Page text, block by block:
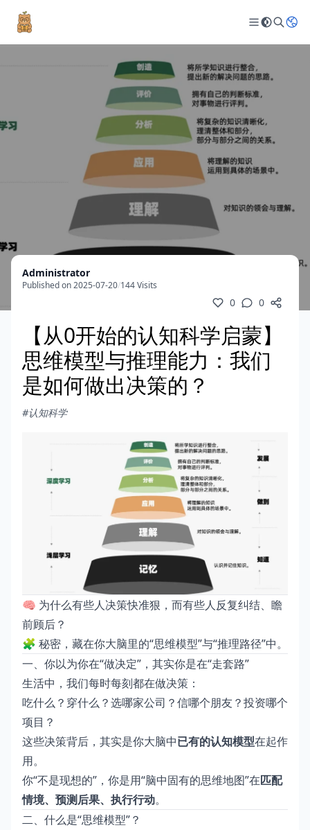
Administrator
Published on 2025-07-20/144 Visits
0 0
【从0开始的认知科学启蒙】
思维模型与推理能力：我们
是如何做出决策的？
#认知科学
🧠 为什么有些人决策快准狠，而有些人反复纠结、瞻
前顾后？
🧩 秘密，藏在你大脑里的“思维模型”与“推理路径”中。
一、你以为你在“做决定”，其实你是在“走套路”
生活中，我们每时每刻都在做决策：
吃什么？穿什么？选哪家公司？信哪个朋友？投资哪个
项目？
这些决策背后，其实是你大脑中已有的认知模型在起作
用。
你“不是现想的”，你是用“脑中固有的思维地图”在匹配
情境、预测后果、执行行动。
二、什么是“思维模型”？